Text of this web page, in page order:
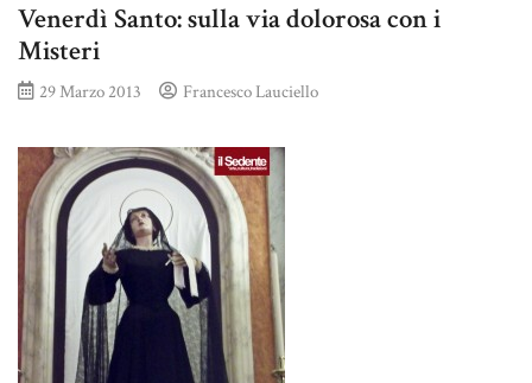
Venerdì Santo: sulla via dolorosa con i
Misteri
29 Marzo 2013 Francesco Lauciello